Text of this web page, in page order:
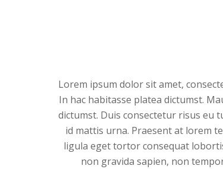
Lorem ipsum dolor sit amet,
In hac habitasse platea dictumst.
dictumst. Duis consectetur risus eu
id mattis urna. Praesent at lorem
ligula eget tortor consequat
non gravida sapien, non